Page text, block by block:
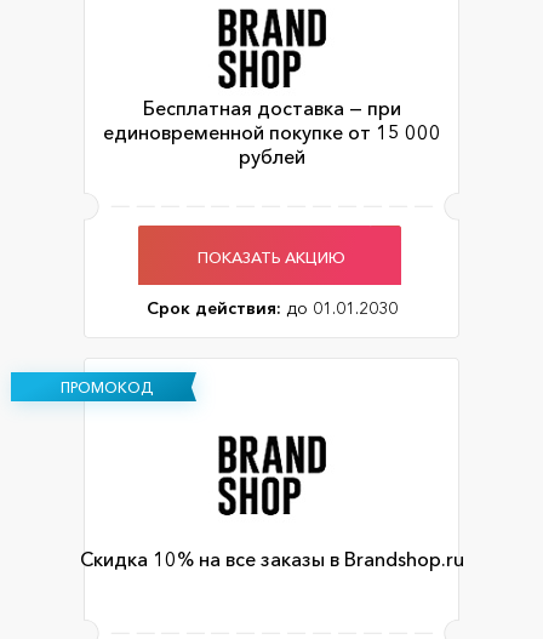
Бесплатная доставка — при
единовременной покупке от 15 000
рублей
ПОКАЗАТЬ АКЦИЮ
Срок действия: до 01.01.2030
ПРОМОКОД
Скидка 10% на все заказы в Brandshop.ru